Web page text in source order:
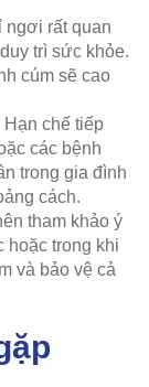
ngơi rất quan
trì sức khỏe.
cúm sẽ cao
Hạn chế tiếp
các bệnh
trong gia đình
cách.
tham khảo ý
hoặc trong khi
và bảo vệ cả